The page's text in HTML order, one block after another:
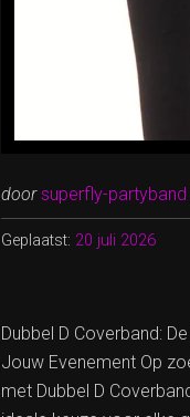
door superfly-partyband
Geplaatst: 20 juli 2026
Dubbel D Coverband:
Jouw Evenement Op
met Dubbel D